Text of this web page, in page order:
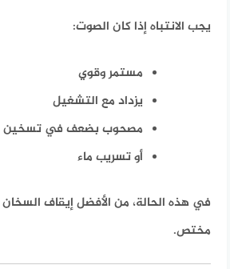
يجب الانتباه إذا كان الصوت:
مستمر وقوي
يزداد مع التشغيل
مصحوب بضعف في تسخين
أو تسريب ماء
في هذه الحالة، من الأفضل إيقاف
مختص.